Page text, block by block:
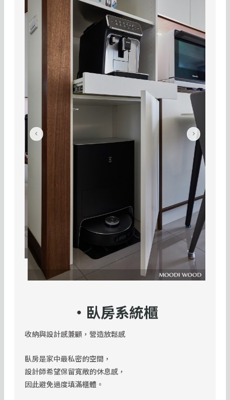
・臥房系統櫃
收納與設計感兼顧，營造放鬆感
臥房是家中最私密的空間，
設計師希望保留寬敞的休息感，
因此避免過度填滿櫃體。